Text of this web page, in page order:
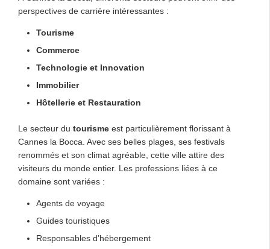
perspectives de carrière intéressantes :
Tourisme
Commerce
Technologie et Innovation
Immobilier
Hôtellerie et Restauration
Le secteur du tourisme est particulièrement florissant à
Cannes la Bocca. Avec ses belles plages, ses festivals
renommés et son climat agréable, cette ville attire des
visiteurs du monde entier. Les professions liées à ce
domaine sont variées :
Agents de voyage
Guides touristiques
Responsables d’hébergement